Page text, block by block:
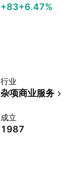
+83+6.47%
行业
杂项商业服务
成立
1987